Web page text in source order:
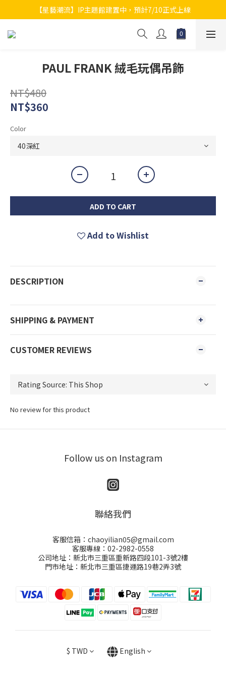
【星藝潮流】IP主題館建置中，預計7/10正式上線
PAUL FRANK 絨毛玩偶吊飾
NT$480
NT$360
Color
ADD TO CART
Add to Wishlist
DESCRIPTION
SHIPPING & PAYMENT
CUSTOMER REVIEWS
No review for this product
Follow us on Instagram
聯絡我們
客服信箱：chaoyilian05@gmail.com
客服專線：02-2982-0558
公司地址：新北市三重區重新路四段101-3號2樓
門市地址：新北市三重區捷運路19巷2弄3號
$ TWD English